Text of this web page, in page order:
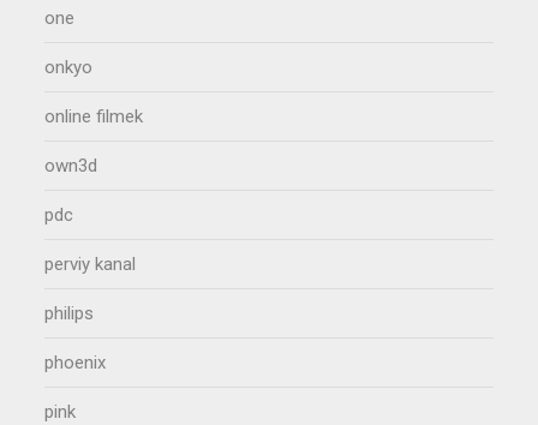
one
onkyo
online filmek
own3d
pdc
perviy kanal
philips
phoenix
pink